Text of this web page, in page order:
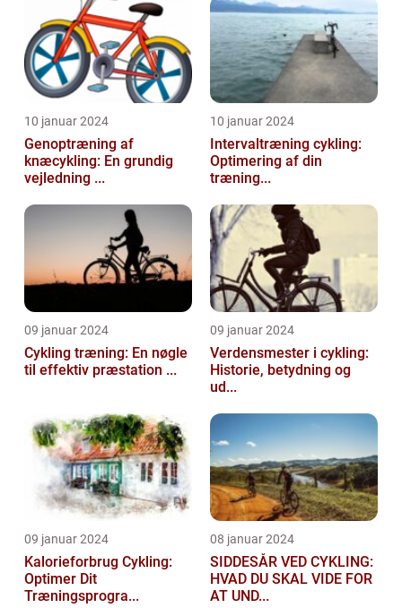
10 januar 2024
Genoptræning af
knæcykling: En grundig
vejledning ...
10 januar 2024
Intervaltræning cykling:
Optimering af din
træning...
09 januar 2024
Cykling træning: En nøgle
til effektiv præstation ...
09 januar 2024
Verdensmester i cykling:
Historie, betydning og
ud...
09 januar 2024
Kalorieforbrug Cykling:
Optimer Dit
Træningsprogra...
08 januar 2024
SIDDESÅR VED CYKLING:
HVAD DU SKAL VIDE FOR
AT UND...